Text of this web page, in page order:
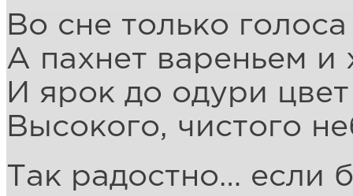
Во сне только голоса
А пахнет вареньем и
И ярок до одури цвет
Высокого, чистого
Так радостно… если